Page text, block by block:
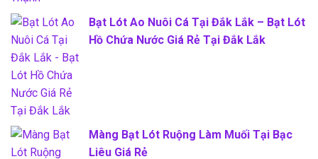
Bạt Lót Ao Nuôi Cá Tại Đắk Lắk – Bạt Lót
Hồ Chứa Nước Giá Rẻ Tại Đắk Lắk
Màng Bạt Lót Ruộng Làm Muối Tại Bạc
Liêu Giá Rẻ